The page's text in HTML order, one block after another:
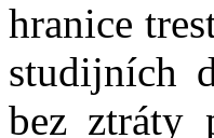
hranice
studijních
bez ztráty